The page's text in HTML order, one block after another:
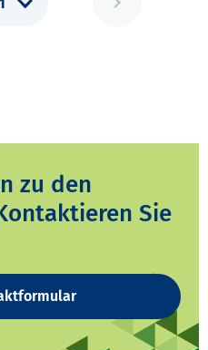
zu den
Sie